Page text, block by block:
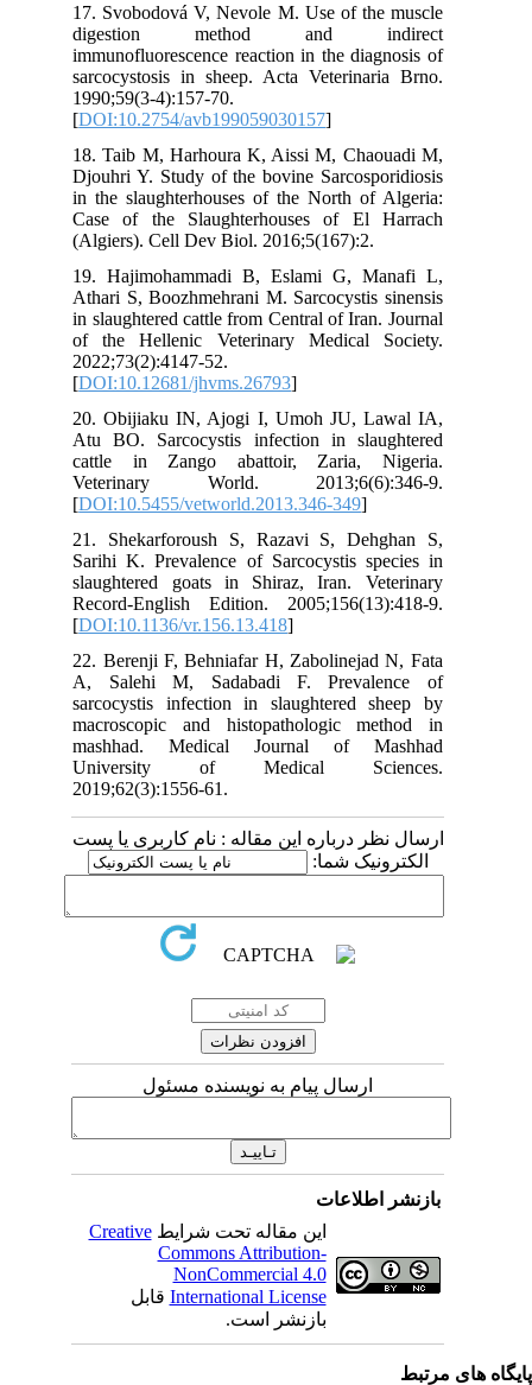
17. Svobodová V, Nevole M. Use of the muscle
digestion method and indirect
immunofluorescence reaction in the diagnosis of
sarcocystosis in sheep. Acta Veterinaria Brno.
1990;59(3-4):157-70.
[DOI:10.2754/avb199059030157
18. Taib M, Harhoura K, Aissi M, Chaouadi M,
Djouhri Y. Study of the bovine Sarcosporidiosis
in the slaughterhouses of the North of Algeria:
Case of the Slaughterhouses of El Harrach
(Algiers). Cell Dev Biol. 2016;5(167):2.
19. Hajimohammadi B, Eslami G, Manafi L,
Athari S, Boozhmehrani M. Sarcocystis sinensis
in slaughtered cattle from Central of Iran. Journal
of the Hellenic Veterinary Medical Society.
2022;73(2):4147-52.
[DOI:10.12681/jhvms.26793
20. Obijiaku IN, Ajogi I, Umoh JU, Lawal IA,
Atu BO. Sarcocystis infection in slaughtered
cattle in Zango abattoir, Zaria, Nigeria.
Veterinary World. 2013;6(6):346-9.
[DOI:10.5455/vetworld.2013.346-349
21. Shekarforoush S, Razavi S, Dehghan S,
Sarihi K. Prevalence of Sarcocystis species in
slaughtered goats in Shiraz, Iran. Veterinary
Record-English Edition. 2005;156(13):418-9.
[DOI:10.1136/vr.156.13.418
22. Berenji F, Behniafar H, Zabolinejad N, Fata
A, Salehi M, Sadabadi F. Prevalence of
sarcocystis infection in slaughtered sheep by
macroscopic and histopathologic method in
mashhad. Medical Journal of Mashhad
University of Medical Sciences.
2019;62(3):1556-61.
ارسال نظر درباره این مقاله : نام کاربری یا پست
الکترونیک شما:
ارسال پیام به نویسنده مسئول
بازنشر اطلاعات
این مقاله تحت شرایطCreative
Commons Attribution-
NonCommercial 4.0
International Licenseقابل
بازنشر است.
مرتبط